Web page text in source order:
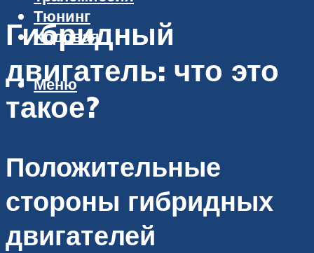
Тюнинг
Ходовая
Меню
Гибридный
двигатель: что это
такое?
Положительные
стороны гибридных
двигателей